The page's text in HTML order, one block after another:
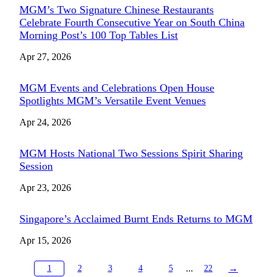
MGM’s Two Signature Chinese Restaurants
Celebrate Fourth Consecutive Year on South China
Morning Post’s 100 Top Tables List
Apr 27, 2026
MGM Events and Celebrations Open House
Spotlights MGM’s Versatile Event Venues
Apr 24, 2026
MGM Hosts National Two Sessions Spirit Sharing
Session
Apr 23, 2026
Singapore’s Acclaimed Burnt Ends Returns to MGM
Apr 15, 2026
1 2 3 4 5 ... 22 →